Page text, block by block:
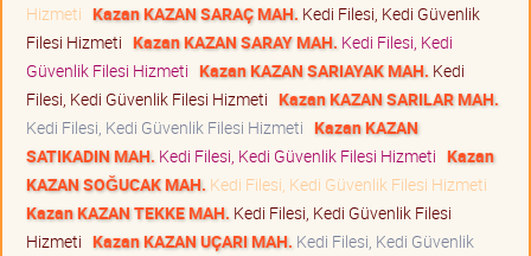
Hizmeti Kazan KAZAN SARAÇ MAH. Kedi Filesi, Kedi Güvenlik
Filesi Hizmeti Kazan KAZAN SARAY MAH. Kedi Filesi, Kedi
Güvenlik Filesi Hizmeti Kazan KAZAN SARIAYAK MAH. Kedi
Filesi, Kedi Güvenlik Filesi Hizmeti Kazan KAZAN SARILAR MAH.
Kedi Filesi, Kedi Güvenlik Filesi Hizmeti Kazan KAZAN
SATIKADIN MAH. Kedi Filesi, Kedi Güvenlik Filesi Hizmeti Kazan
KAZAN SOĞUCAK MAH. Kedi Filesi, Kedi Güvenlik Filesi Hizmeti
Kazan KAZAN TEKKE MAH. Kedi Filesi, Kedi Güvenlik Filesi
Hizmeti Kazan KAZAN UÇARI MAH. Kedi Filesi, Kedi Güvenlik